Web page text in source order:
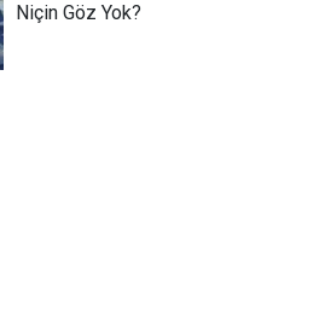
Niçin Göz Yok?